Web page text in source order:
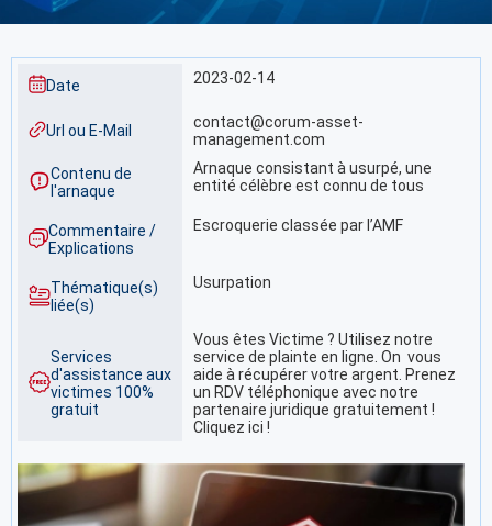
Date 2023-02-14
Url ou E-Mail
contact@corum-asset-
management.com
Contenu de
l'arnaque
Arnaque consistant à usurpé, une
entité célèbre est connu de tous
Commentaire /
Explications
Escroquerie classée par l’AMF
Thématique(s)
liée(s)
Usurpation
Services
d'assistance aux
victimes 100%
gratuit
Vous êtes Victime ? Utilisez notre
service de plainte en ligne. On vous
aide à récupérer votre argent. Prenez
un RDV téléphonique avec notre
partenaire juridique gratuitement !
Cliquez ici !